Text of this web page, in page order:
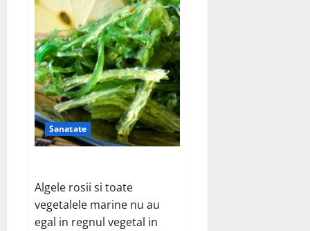
Sanatate
Algele rosii si toate
vegetalele marine nu au
egal in regnul vegetal in